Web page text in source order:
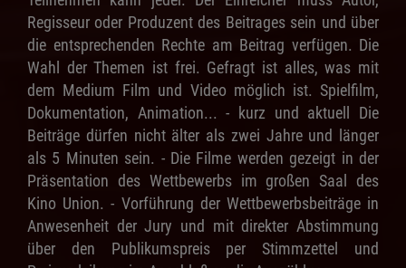
Regisseur oder Produzent des Beitrages sein und über
die entsprechenden Rechte am Beitrag verfügen. Die
Wahl der Themen ist frei. Gefragt ist alles, was mit
dem Medium Film und Video möglich ist. Spielfilm,
Dokumentation, Animation... - kurz und aktuell Die
Beiträge dürfen nicht älter als zwei Jahre und länger
als 5 Minuten sein. - Die Filme werden gezeigt in der
Präsentation des Wettbewerbs im großen Saal des
Kino Union. - Vorführung der Wettbewerbsbeiträge in
Anwesenheit der Jury und mit direkter Abstimmung
über den Publikumspreis per Stimmzettel und